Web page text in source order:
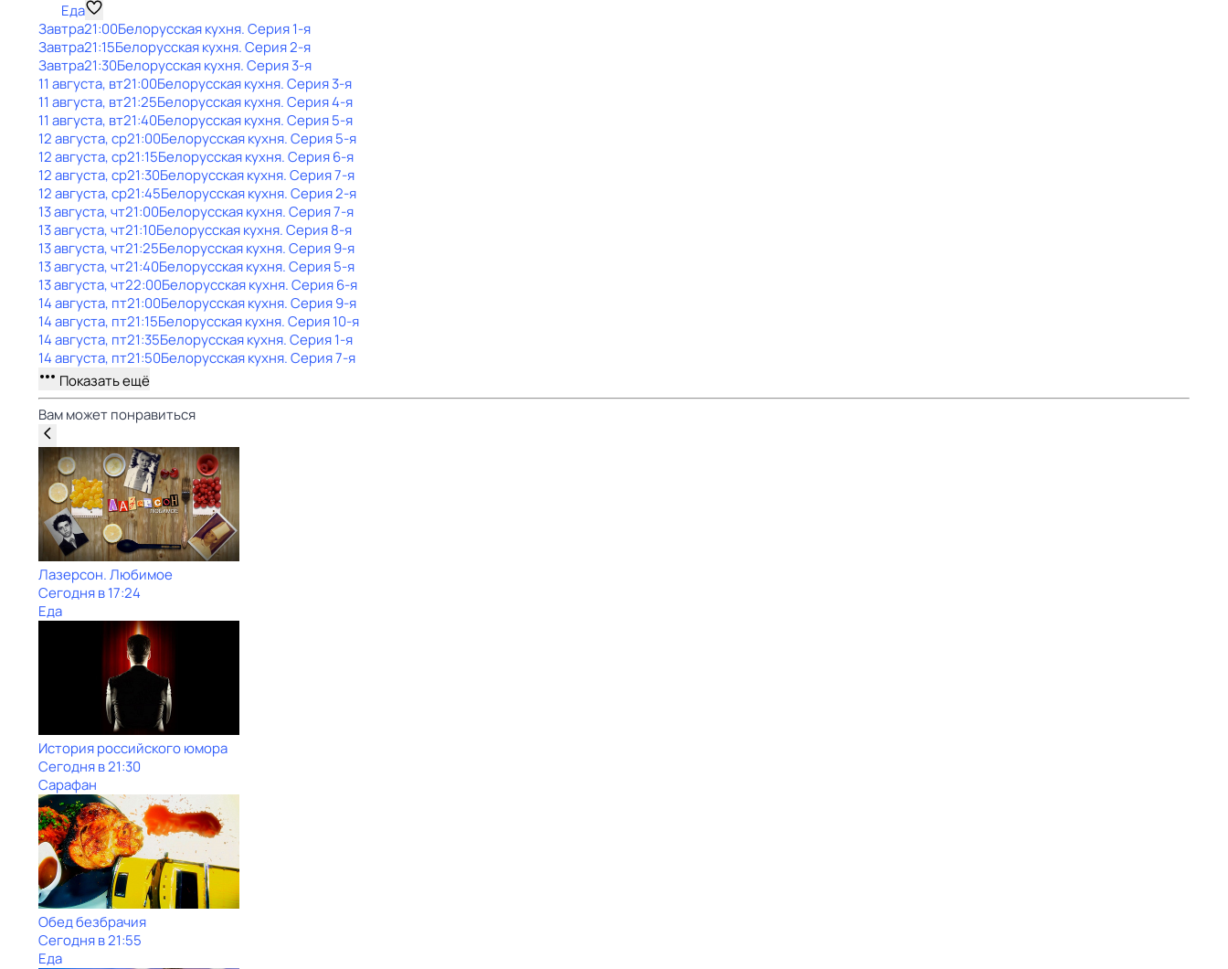
Еда
Завтра21:00Белорусская кухня. Серия 1-я
Завтра21:15Белорусская кухня. Серия 2-я
Завтра21:30Белорусская кухня. Серия 3-я
11 августа, вт21:00Белорусская кухня. Серия 3-я
11 августа, вт21:25Белорусская кухня. Серия 4-я
11 августа, вт21:40Белорусская кухня. Серия 5-я
12 августа, ср21:00Белорусская кухня. Серия 5-я
12 августа, ср21:15Белорусская кухня. Серия 6-я
12 августа, ср21:30Белорусская кухня. Серия 7-я
12 августа, ср21:45Белорусская кухня. Серия 2-я
13 августа, чт21:00Белорусская кухня. Серия 7-я
13 августа, чт21:10Белорусская кухня. Серия 8-я
13 августа, чт21:25Белорусская кухня. Серия 9-я
13 августа, чт21:40Белорусская кухня. Серия 5-я
13 августа, чт22:00Белорусская кухня. Серия 6-я
14 августа, пт21:00Белорусская кухня. Серия 9-я
14 августа, пт21:15Белорусская кухня. Серия 10-я
14 августа, пт21:35Белорусская кухня. Серия 1-я
14 августа, пт21:50Белорусская кухня. Серия 7-я
Показать ещё
Вам может понравиться
Лазерсон. Любимое
Сегодня в 17:24
Еда
История российского юмора
Сегодня в 21:30
Сарафан
Обед безбрачия
Сегодня в 21:55
Еда